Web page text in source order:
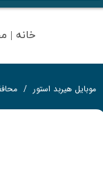
خروج از حساب
خانه |
موبایل هیربد استور